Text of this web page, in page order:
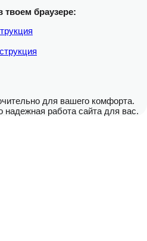
твоем браузере:
для вашего комфорта.
работа сайта для вас.